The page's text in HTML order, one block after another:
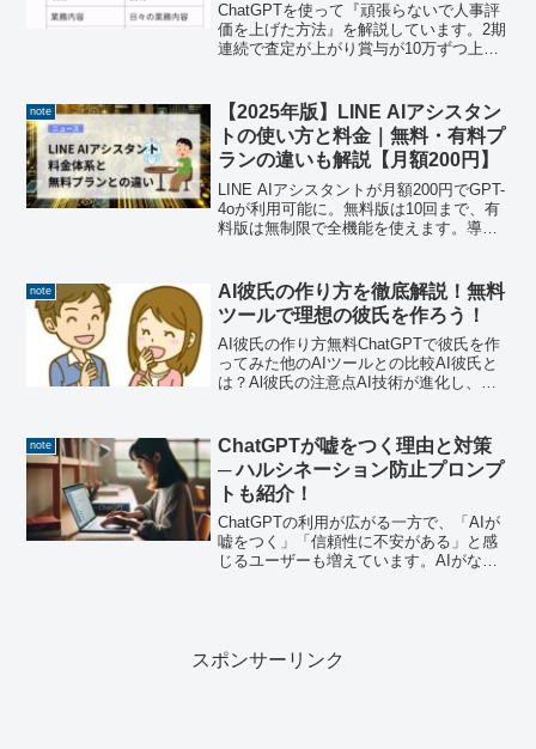
ChatGPTを使って『頑張らないで人事評
価を上げた方法』を解説しています。2期
連続で査定が上がり賞与が10万ずつ上乗
note
【2025年版】LINE AIアシスタン
トの使い方と料金｜無料・有料プ
ランの違いも解説【月額200円】
LINE AIアシスタントが月額200円でGPT-
4oが利用可能に。無料版は10回まで、有
料版は無制限で全機能を使えます。導入
note
AI彼氏の作り方を徹底解説！無料
ツールで理想の彼氏を作ろう！
AI彼氏の作り方無料ChatGPTで彼氏を作
ってみた他のAIツールとの比較AI彼氏と
は？Al彼氏の注意点AI技術が進化し、日
「AI彼氏」です。リアルな恋人を作るの
に抵抗...
note
ChatGPTが嘘をつく理由と対策
─ ハルシネーション防止プロンプ
トも紹介！
ChatGPTの利用が広がる一方で、「AIが
嘘をつく」「信頼性に不安がある」と感
じるユーザーも増えています。AIがなぜ
スポンサーリンク